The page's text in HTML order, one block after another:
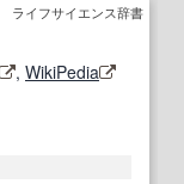
ライフサイエンス辞書
, WikiPedia